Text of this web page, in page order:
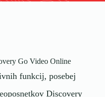
Go Video Online
funkcij, posebej
Discovery